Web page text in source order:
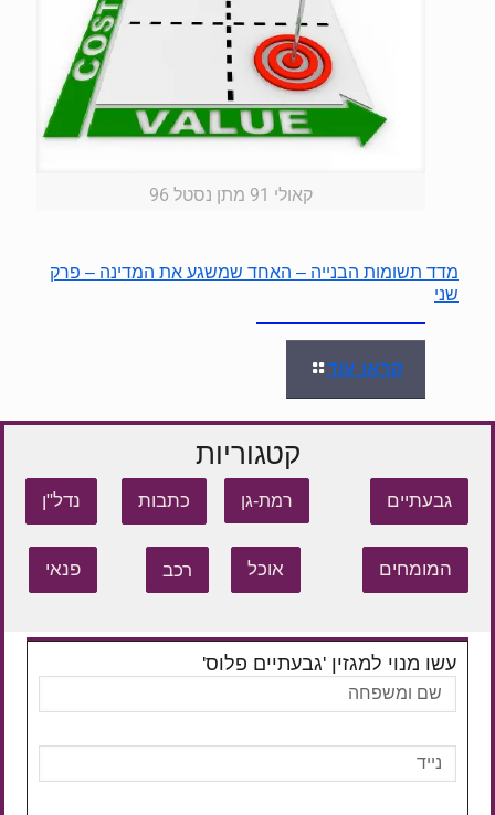
קאולי 91 מתן נסטל 96
מדד תשומות הבנייה – האחד שמשגע את המדינה – פרק
שני
קראו עוד
קטגוריות
גבעתיים רמת-גן כתבות נדל"ן
המומחים אוכל רכב פנאי
עשו מנוי למגזין 'גבעתיים פלוס'